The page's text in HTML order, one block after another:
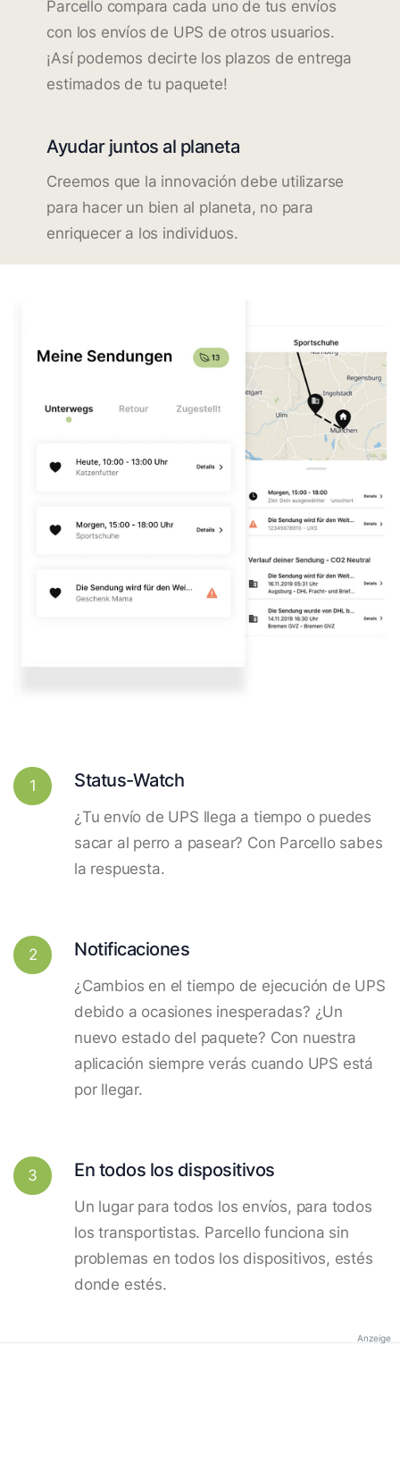
Parcello compara cada uno de tus envíos
con los envíos de UPS de otros usuarios.
¡Así podemos decirte los plazos de entrega
estimados de tu paquete!
Ayudar juntos al planeta
Creemos que la innovación debe utilizarse
para hacer un bien al planeta, no para
enriquecer a los individuos.
1 Status-Watch
¿Tu envío de UPS llega a tiempo o puedes
sacar al perro a pasear? Con Parcello sabes
la respuesta.
2 Notificaciones
¿Cambios en el tiempo de ejecución de UPS
debido a ocasiones inesperadas? ¿Un
nuevo estado del paquete? Con nuestra
aplicación siempre verás cuando UPS está
por llegar.
3 En todos los dispositivos
Un lugar para todos los envíos, para todos
los transportistas. Parcello funciona sin
problemas en todos los dispositivos, estés
donde estés.
Anzeige